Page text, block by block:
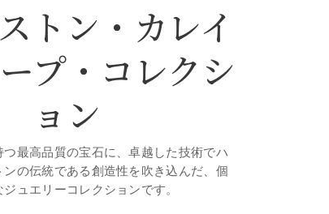
トン・カレイ
プ・コレクシ
ョン
最高品質の宝石に、卓越した技術でハ
ンの伝統である創造性を吹き込んだ、個
ュエリーコレクションです。